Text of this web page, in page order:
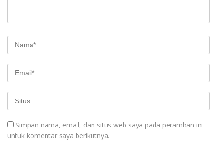
Simpan nama, email, dan situs web saya pada peramban ini
untuk komentar saya berikutnya.